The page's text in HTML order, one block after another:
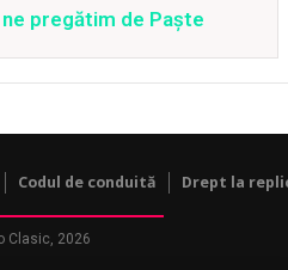
pregătim de Paște
Codul de conduită Drept la
Clasic, 2026